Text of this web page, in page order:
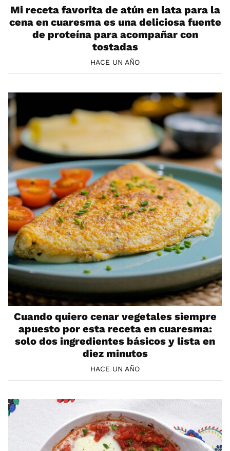
Mi receta favorita de atún en lata para la
cena en cuaresma es una deliciosa fuente
de proteína para acompañar con
tostadas
HACE UN AÑO
Cuando quiero cenar vegetales siempre
apuesto por esta receta en cuaresma:
solo dos ingredientes básicos y lista en
diez minutos
HACE UN AÑO